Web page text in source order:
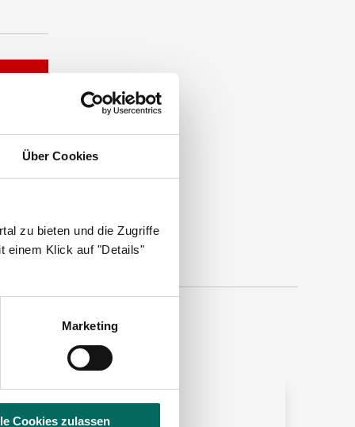
Über Cookies
zu bieten und die Zugriffe
einem Klick auf "Details"
Marketing
Cookies zulassen
PREMIUM-STELLENANGEBOT 🌟